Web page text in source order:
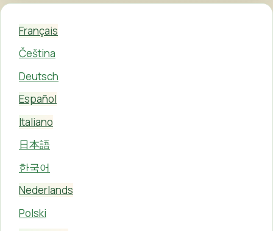
Français
Čeština
Deutsch
Español
Italiano
日本語
한국어
Nederlands
Polski